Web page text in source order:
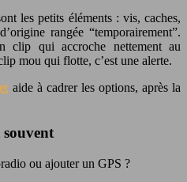
les petits éléments : vis, caches,
rangée “temporairement”.
qui accroche nettement au
mou qui flotte, c’est une alerte.
aide à cadrer les options, après la
ou ajouter un GPS ?